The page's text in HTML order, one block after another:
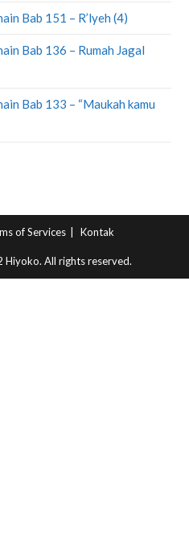
Bab 151 – R’lyeh (4)
Bab 136 – Rumah Jagal
Bab 133 – “Maukah kamu
of Services Kontak
All rights reserved.